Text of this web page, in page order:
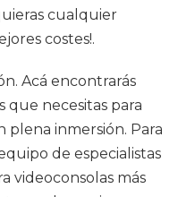
cualquier
costes!.
Acá encontrarás
que necesitas para
plena inmersión. Para
de especialistas
videoconsolas más